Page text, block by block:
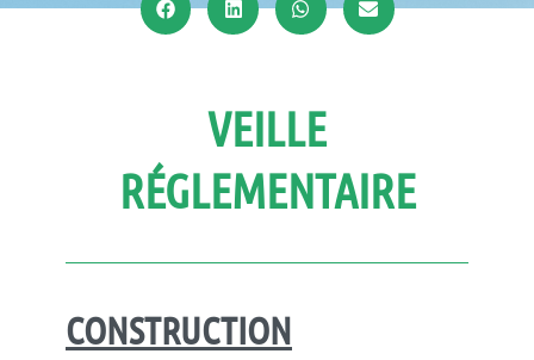
VEILLE
RÉGLEMENTAIRE
CONSTRUCTION